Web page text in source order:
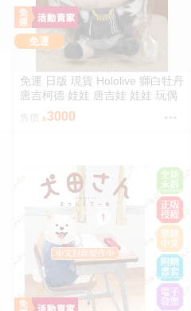
免運
免運 日版 現貨 Hololive 獅白牡丹
唐吉柯德 娃娃 唐吉娃 娃娃 玩偶
ドン・キホーテ もちどる 獅白ぼ
たん
3000